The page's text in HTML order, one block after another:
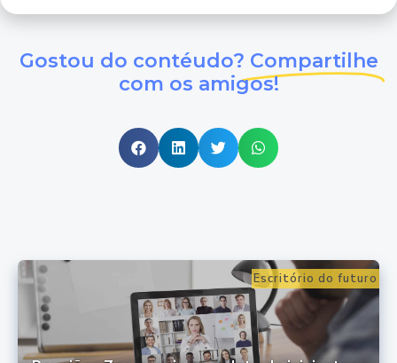
Gostou do contéudo? Compartilhe
com os amigos!
Escritório do futuro